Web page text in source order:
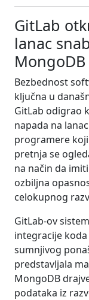
GitLab
lanac
Bezbednost
ključna u
GitLab odigrao
napada na
programere
pretnja se
na način da
ozbiljna
celokupnog
GitLab-ov
integracije
sumnjivog
predstavljala
MongoDB
podataka iz